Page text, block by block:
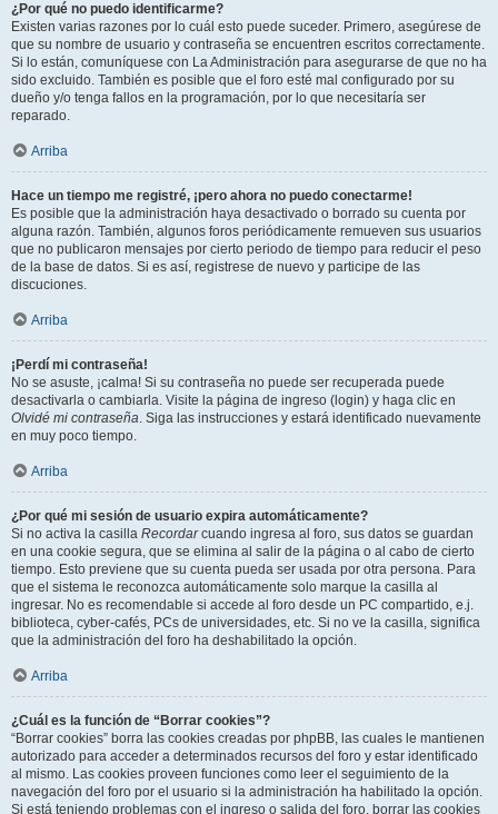
¿Por qué no puedo identificarme?
Existen varias razones por lo cuál esto puede suceder. Primero, asegúrese de
que su nombre de usuario y contraseña se encuentren escritos correctamente.
Si lo están, comuníquese con La Administración para asegurarse de que no ha
sido excluido. También es posible que el foro esté mal configurado por su
dueño y/o tenga fallos en la programación, por lo que necesitaría ser
reparado.
Arriba
Hace un tiempo me registré, ¡pero ahora no puedo conectarme!
Es posible que la administración haya desactivado o borrado su cuenta por
alguna razón. También, algunos foros periódicamente remueven sus usuarios
que no publicaron mensajes por cierto periodo de tiempo para reducir el peso
de la base de datos. Si es así, registrese de nuevo y participe de las
discuciones.
Arriba
¡Perdí mi contraseña!
No se asuste, ¡calma! Si su contraseña no puede ser recuperada puede
desactivarla o cambiarla. Visite la página de ingreso (login) y haga clic en
Olvidé mi contraseña. Siga las instrucciones y estará identificado nuevamente
en muy poco tiempo.
Arriba
¿Por qué mi sesión de usuario expira automáticamente?
Si no activa la casilla Recordarcuando ingresa al foro, sus datos se guardan
en una cookie segura, que se elimina al salir de la página o al cabo de cierto
tiempo. Esto previene que su cuenta pueda ser usada por otra persona. Para
que el sistema le reconozca automáticamente solo marque la casilla al
ingresar. No es recomendable si accede al foro desde un PC compartido, e.j.
biblioteca, cyber-cafés, PCs de universidades, etc. Si no ve la casilla, significa
que la administración del foro ha deshabilitado la opción.
Arriba
¿Cuál es la función de “Borrar cookies”?
“Borrar cookies” borra las cookies creadas por phpBB, las cuales le mantienen
autorizado para acceder a determinados recursos del foro y estar identificado
al mismo. Las cookies proveen funciones como leer el seguimiento de la
navegación del foro por el usuario si la administración ha habilitado la opción.
Si está teniendo problemas con el ingreso o salida del foro, borrar las cookies